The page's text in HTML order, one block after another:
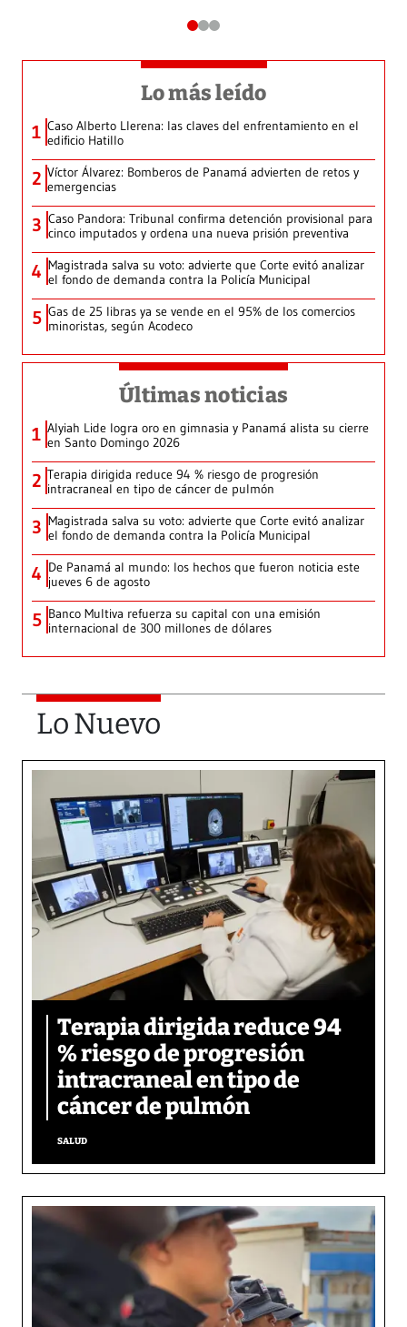
Lo más leído
1 Caso Alberto Llerena: las claves del enfrentamiento en el
edificio Hatillo
2 Víctor Álvarez: Bomberos de Panamá advierten de retos y
emergencias
3 Caso Pandora: Tribunal confirma detención provisional para
cinco imputados y ordena una nueva prisión preventiva
4 Magistrada salva su voto: advierte que Corte evitó analizar
el fondo de demanda contra la Policía Municipal
5 Gas de 25 libras ya se vende en el 95% de los comercios
minoristas, según Acodeco
Últimas noticias
1 Alyiah Lide logra oro en gimnasia y Panamá alista su cierre
en Santo Domingo 2026
2 Terapia dirigida reduce 94 % riesgo de progresión
intracraneal en tipo de cáncer de pulmón
3 Magistrada salva su voto: advierte que Corte evitó analizar
el fondo de demanda contra la Policía Municipal
4 De Panamá al mundo: los hechos que fueron noticia este
jueves 6 de agosto
5 Banco Multiva refuerza su capital con una emisión
internacional de 300 millones de dólares
Lo Nuevo
Terapia dirigida reduce 94
% riesgo de progresión
intracraneal en tipo de
cáncer de pulmón
SALUD